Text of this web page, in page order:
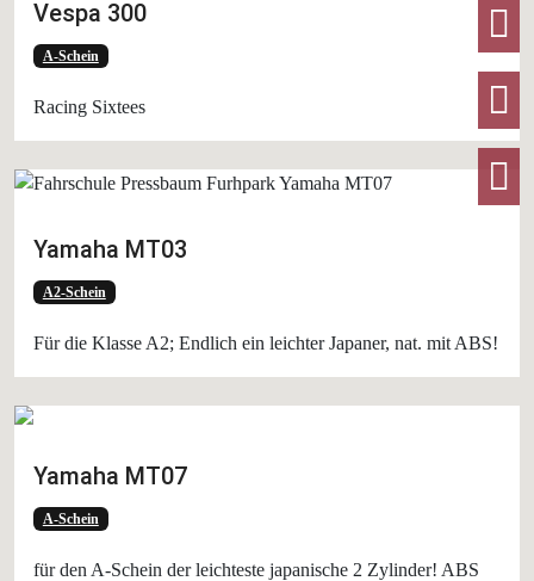
Vespa 300
A-Schein
Racing Sixtees
Yamaha MT03
A2-Schein
Für die Klasse A2; Endlich ein leichter Japaner, nat. mit ABS!
Yamaha MT07
A-Schein
für den A-Schein der leichteste japanische 2 Zylinder! ABS